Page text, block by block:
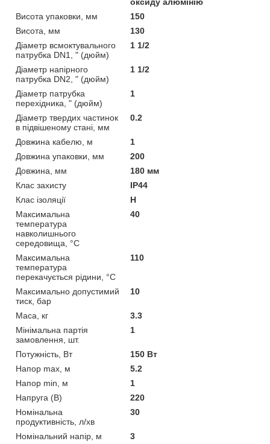
Висота упаковки, мм
150
Висота, мм
130
Діаметр всмоктувального
патрубка DN1, " (дюйм)
1 1/2
Діаметр напірного
патрубка DN2, " (дюйм)
1 1/2
Діаметр патрубка
перехідника, " (дюйм)
1
Діаметр твердих частинок
в підвішеному стані, мм
0.2
Довжина кабелю, м
1
Довжина упаковки, мм
200
Довжина, мм
180 мм
Клас захисту
IP44
Клас ізоляції
Н
Максимальна
температура
навколишнього
середовища, °C
40
Максимальна
температура
перекачується рідини, °C
110
Максимально допустимий
тиск, бар
10
Маса, кг
3.3
Мінімальна партія
замовлення, шт.
1
Потужність, Вт
150 Вт
Напор max, м
5.2
Напор min, м
1
Напруга (В)
220
Номінальна
продуктивність, л/хв
30
Номінальний напір, м
3